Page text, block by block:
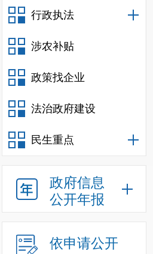
行政执法
涉农补贴
政策找企业
法治政府建设
民生重点
政府信息
公开年报
依申请公开